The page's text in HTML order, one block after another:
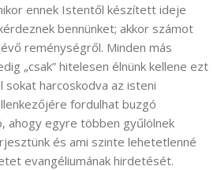
ennek Istentől készített ideje
bennünket; akkor számot
reménységről. Minden más
„csak” hitelesen élnünk kellene ezt
sokat harcoskodva az isteni
fordulhat buzgó
ahogy egyre többen gyűlölnek
és ami szinte lehetetlenné
evangéliumának hirdetését.